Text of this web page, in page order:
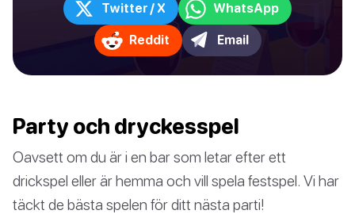
Twitter / X WhatsApp
Reddit Email
Party och dryckesspel
Oavsett om du är i en bar som letar efter ett
drickspel eller är hemma och vill spela festspel. Vi har
täckt de bästa spelen för ditt nästa parti!